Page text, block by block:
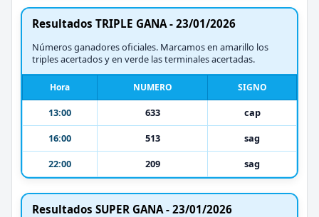
Resultados TRIPLE GANA - 23/01/2026
Números ganadores oficiales. Marcamos en amarillo los
triples acertados y en verde las terminales acertadas.
Hora NUMERO SIGNO
13:00 633
cap
16:00
513
sag
22:00
209 sag
Resultados SUPER GANA - 23/01/2026